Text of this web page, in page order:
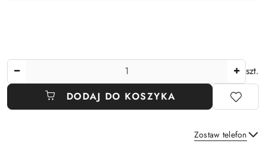
szt.
DODAJ DO KOSZYKA
Zostaw telefon